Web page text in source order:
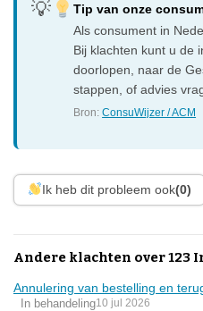
Tip van onze
Als consument in
Bij klachten kunt u de
doorlopen, naar de
stappen, of advies
Bron:ConsuWijzer / ACM
Ik heb dit probleem ook(0)
Andere klachten over 123
Annulering van bestelling en
In behandeling10 jul 2026